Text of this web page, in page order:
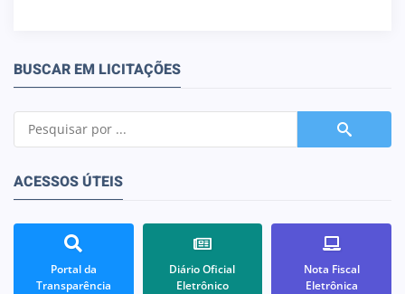
BUSCAR EM LICITAÇÕES
ACESSOS ÚTEIS
Portal da
Transparência
Diário Oficial
Eletrônico
Nota Fiscal
Eletrônica